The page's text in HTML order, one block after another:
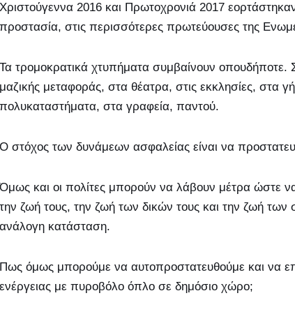
Χριστούγεννα 2016 και Πρωτοχρονιά 2017
προστασία, στις περισσότερες πρωτεύουσες της
Τα τρομοκρατικά χτυπήματα συμβαίνουν οπουδήποτε.
μαζικής μεταφοράς, στα θέατρα, στις εκκλησίες, στα
πολυκαταστήματα, στα γραφεία, παντού.
Ο στόχος των δυνάμεων ασφαλείας είναι να
Όμως και οι πολίτες μπορούν να λάβουν μέτρα ώστε
την ζωή τους, την ζωή των δικών τους και την ζωή
ανάλογη κατάσταση.
Πως όμως μπορούμε να αυτοπροστατευθούμε και να
ενέργειας με πυροβόλο όπλο σε δημόσιο χώρο;